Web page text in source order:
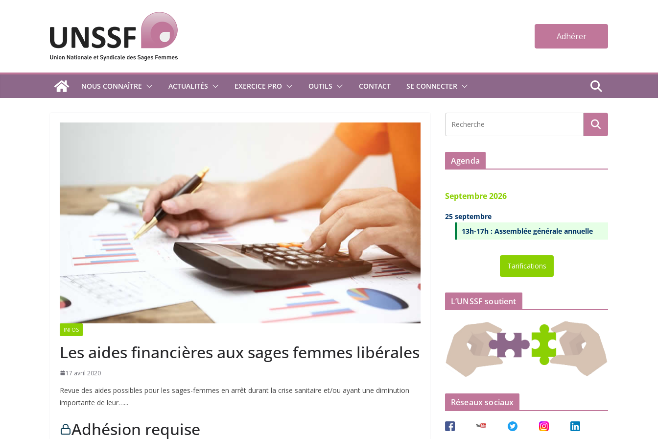
Adhérer
NOUS CONNAÎTRE ACTUALITÉS EXERCICE PRO OUTILS CONTACT SE CONNECTER
INFOS
Les aides financières aux sages femmes libérales
17 avril 2020
Revue des aides possibles pour les sages-femmes en arrêt durant la crise sanitaire et/ou ayant une diminution
importante de leur…...
Adhésion requise
Agenda
Septembre 2026
25 septembre
13h-17h : Assemblée générale annuelle
Tarifications
L’UNSSF soutient
Réseaux sociaux